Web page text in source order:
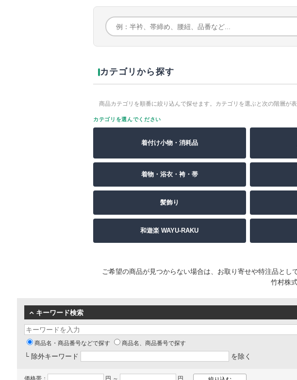
カテゴリから探す
商品カテゴリを順番に絞り込んで探せます。カテゴリを選ぶと次の階層が表
カテゴリを選んでください
着付け小物・消耗品
着物・浴衣・袴・帯
髪飾り
和遊楽 WAYU-RAKU
ご希望の商品が見つからない場合は、お取り寄せや特注品とし
竹村株
キーワード検索
商品名・商品番号などで探す 商品名、商品番号で探す
└ 除外キーワード を除く
価格帯： 円 ～ 円